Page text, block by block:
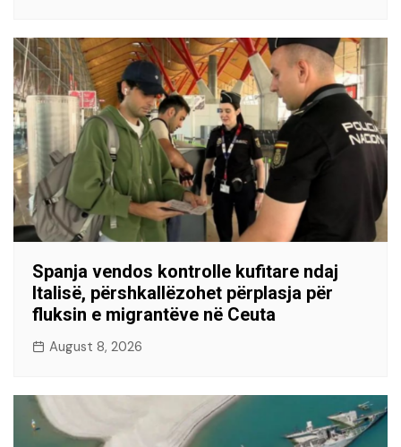
Spanja vendos kontrolle kufitare ndaj
Italisë, përshkallëzohet përplasja për
fluksin e migrantëve në Ceuta
August 8, 2026